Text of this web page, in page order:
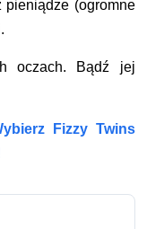
pieniądze (ogromne
oczach. Bądź jej
Fizzy Twins